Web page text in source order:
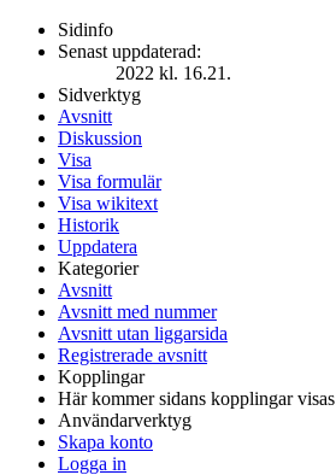
Sidinfo
Senast uppdaterad:
2022 kl. 16.21.
Sidverktyg
Avsnitt
Diskussion
Visa
Visa formulär
Visa wikitext
Historik
Uppdatera
Kategorier
Avsnitt
Avsnitt med nummer
Avsnitt utan liggarsida
Registrerade avsnitt
Kopplingar
Här kommer sidans kopplingar visas
Användarverktyg
Skapa konto
Logga in